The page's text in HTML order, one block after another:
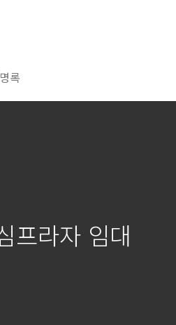
록
프라자 임대